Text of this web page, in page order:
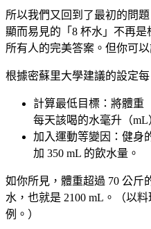
所以我們又回到了最初的問
顯而易見的「8 杯水」不再
所有人的完美答案。但你可
根據密蘇里大學建議的設定
計算最低目標：將體重
每天該喝的水毫升（mL
加入運動等變因：健身
加 350 mL 的飲水量。
如你所見，體重超過 70 公斤
水，也就是 2100 mL。（以
例。）